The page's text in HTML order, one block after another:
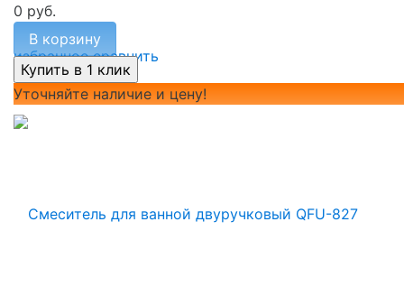
избранное сравнить
0 руб.
В корзину
Уточняйте наличие и цену!